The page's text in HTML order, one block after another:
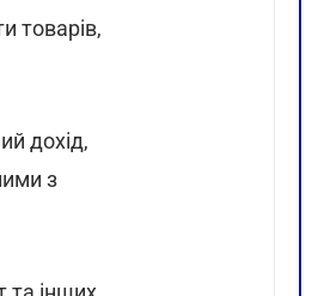
товарів,
дохід,
з